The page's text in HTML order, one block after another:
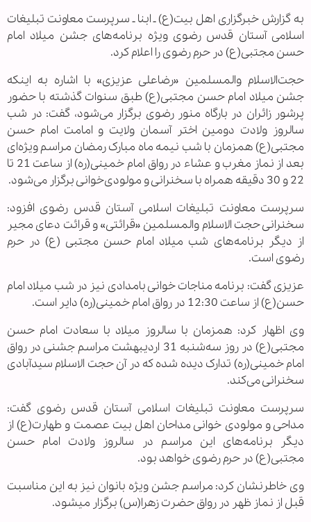
به گزارش خبرگزاری اهل بیت(ع) ـ ابنا ـ سرپرست معاونت تبلیغات
اسلامی آستان قدس رضوی ویژه برنامه‌های جشن میلاد امام
حسن مجتبی(ع) در حرم رضوی را اعلام کرد.
حجت‌الاسلام و‌المسلمین «رضاعلی عزیزی» با اشاره به اینکه
جشن میلاد امام حسن مجتبی(ع) طبق سنوات گذشته با حضور
پرشور زائران در بارگاه منور رضوی برگزار می‌شود، گفت: در شب
سالروز ولادت دومین اختر آسمان ولایت و امامت امام حسن
مجتبی(ع) همزمان با شب نیمه ماه مبارک رمضان مراسم ویژه‌ای
بعد از نماز مغرب و عشاء در رواق امام خمینی(ره) از ساعت 21 تا
22 و 30 دقیقه همراه با سخنرانی و مولودی‌خوانی برگزار می‌شود.
سرپرست معاونت تبلیغات اسلامی آستان قدس رضوی افزود:
سخنرانی حجت الاسلام والمسلمین «قرائتی» و قرائت دعای مجیر
از دیگر برنامه‌های شب میلاد امام حسن مجتبی (ع) در حرم
رضوی است.
عزیزی گفت: برنامه مناجات خوانی بامدادی نیز در شب میلاد امام
حسن(ع) از ساعت 12:30 در رواق امام خمینی(ره) دایر است.
وی اظهار کرد: همزمان با سالروز میلاد با سعادت امام حسن
مجتبی(ع) در روز سه‌شنبه 31 اردیبهشت مراسم جشنی در رواق
امام خمینی(ره) تدارک دیده شده که در آن حجت الاسلام سیدآبادی
سخنرانی می‌کند.
سرپرست معاونت تبلیغات اسلامی آستان قدس رضوی گفت:
مداحی و مولودی خوانی مداحان اهل بیت عصمت و طهارت(ع) از
دیگر برنامه‌های این مراسم در سالروز ولادت امام حسن
مجتبی(ع) در حرم رضوی خواهد بود.
وی خاطرنشان کرد: مراسم جشن ‏‌ویژه بانوان نیز به این مناسبت
قبل از نماز ظهر در رواق حضرت زهرا(س) برگزار می‎شود.